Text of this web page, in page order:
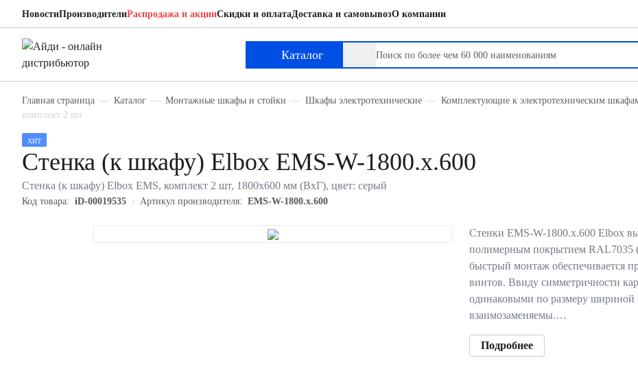
НовостиПроизводителиРаспродажа и акцииСкидки и оплатаДоставка и самовывозО компании
Каталог
Главная страница Каталог Монтажные шкафы и стойки Шкафы электротехнические Комплектующие к электротехническим
комплект 2 шт
ХИТ
Стенка (к шкафу) Elbox EMS-W-1800.x.600
Стенка (к шкафу) Elbox EMS, комплект 2 шт, 1800х600 мм (ВхГ), цвет: серый
Код товара: iD-00019535 Артикул производителя: EMS-W-1800.x.600
Стенки EMS-W-1800.х.600 Elbox
полимерным покрытием RAL7035
быстрый монтаж обеспечивается
винтов. Ввиду симметричности
одинаковыми по размеру шириной
взаимозаменяемы.…
Подробнее
Elbox EMS-W-1800.x.600
Стенка (к шкафу)